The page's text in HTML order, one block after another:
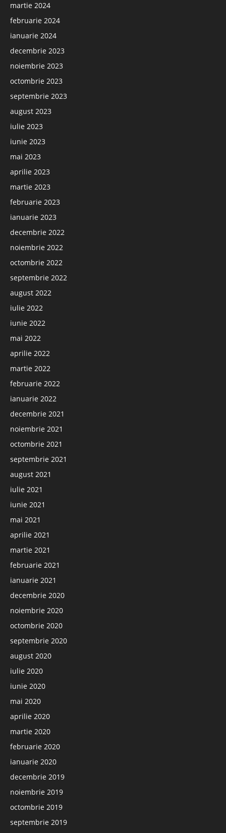
martie 2024
februarie 2024
ianuarie 2024
decembrie 2023
noiembrie 2023
octombrie 2023
septembrie 2023
august 2023
iulie 2023
iunie 2023
mai 2023
aprilie 2023
martie 2023
februarie 2023
ianuarie 2023
decembrie 2022
noiembrie 2022
octombrie 2022
septembrie 2022
august 2022
iulie 2022
iunie 2022
mai 2022
aprilie 2022
martie 2022
februarie 2022
ianuarie 2022
decembrie 2021
noiembrie 2021
octombrie 2021
septembrie 2021
august 2021
iulie 2021
iunie 2021
mai 2021
aprilie 2021
martie 2021
februarie 2021
ianuarie 2021
decembrie 2020
noiembrie 2020
octombrie 2020
septembrie 2020
august 2020
iulie 2020
iunie 2020
mai 2020
aprilie 2020
martie 2020
februarie 2020
ianuarie 2020
decembrie 2019
noiembrie 2019
octombrie 2019
septembrie 2019